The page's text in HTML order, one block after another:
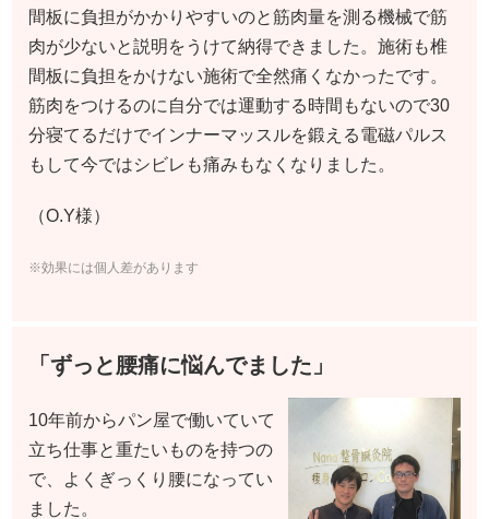
間板に負担がかかりやすいのと筋肉量を測る機械で筋
肉が少ないと説明をうけて納得できました。施術も椎
間板に負担をかけない施術で全然痛くなかったです。
筋肉をつけるのに自分では運動する時間もないので30
分寝てるだけでインナーマッスルを鍛える電磁パルス
もして今ではシビレも痛みもなくなりました。
（O.Y様）
※効果には個人差があります
「ずっと腰痛に悩んでました」
10年前からパン屋で働いていて
立ち仕事と重たいものを持つの
で、よくぎっくり腰になってい
ました。